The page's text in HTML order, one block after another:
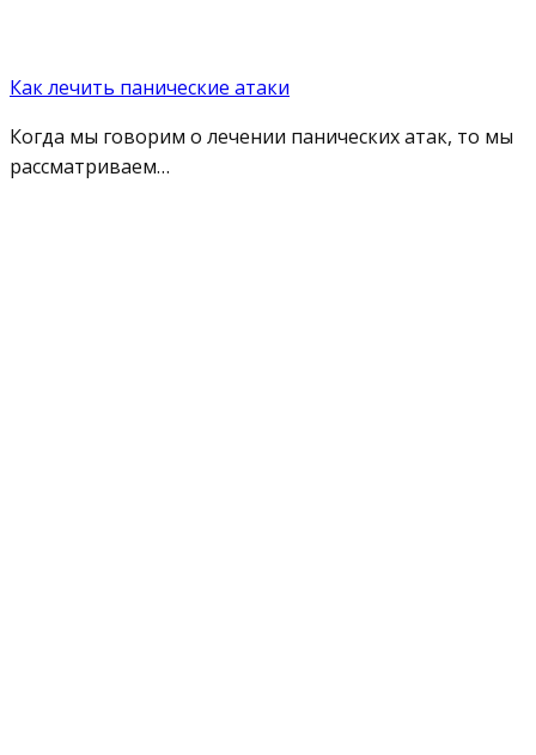
Как лечить панические атаки
Когда мы говорим о лечении панических атак, то мы
рассматриваем…